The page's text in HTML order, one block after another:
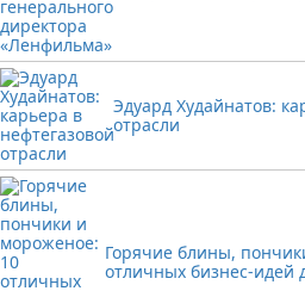
Эдуард Худайнатов:
отрасли
Горячие блины,
отличных бизнес-идей